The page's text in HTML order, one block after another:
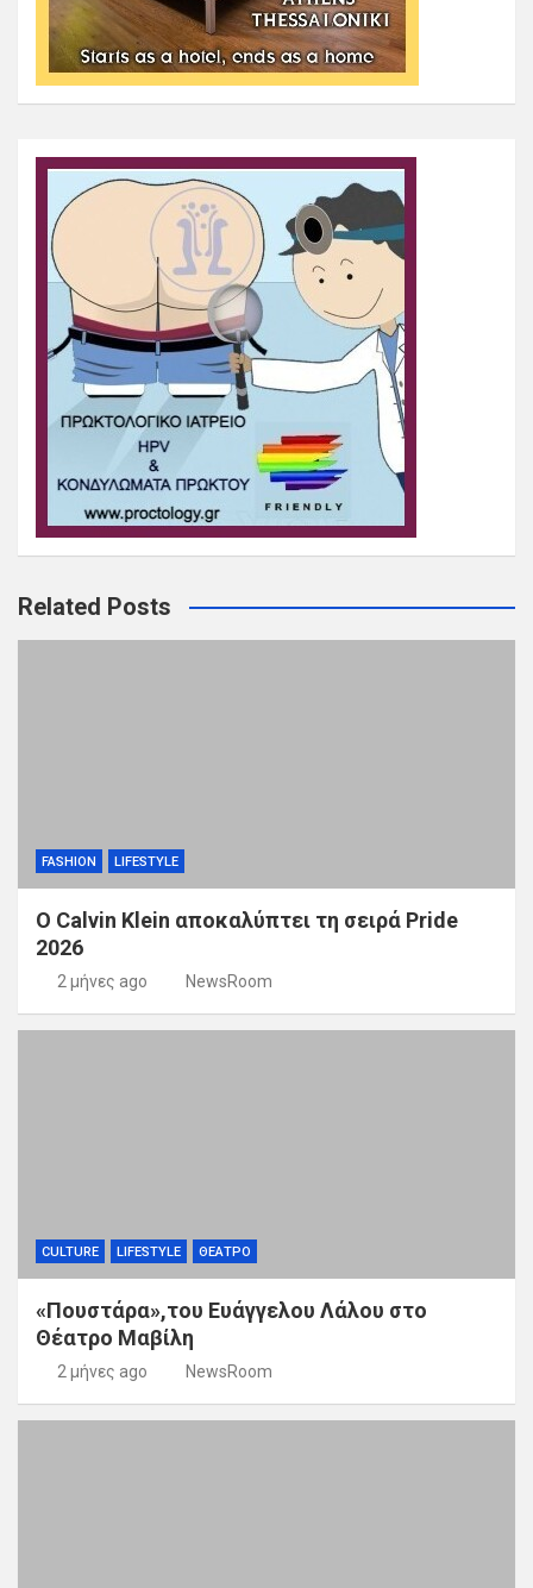
Related Posts
FASHION LIFESTYLE
Ο Calvin Klein αποκαλύπτει τη σειρά Pride
2026
2 μήνες ago NewsRoom
CULTURE LIFESTYLE ΘΕΑΤΡΟ
«Πουστάρα»,του Ευάγγελου Λάλου στο
Θέατρο Μαβίλη
2 μήνες ago NewsRoom